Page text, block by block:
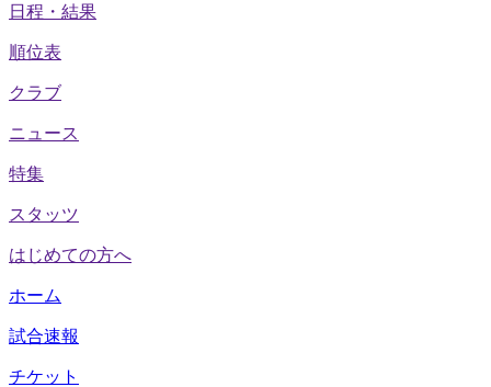
日程・結果
順位表
クラブ
ニュース
特集
スタッツ
はじめての方へ
ホーム
試合速報
チケット